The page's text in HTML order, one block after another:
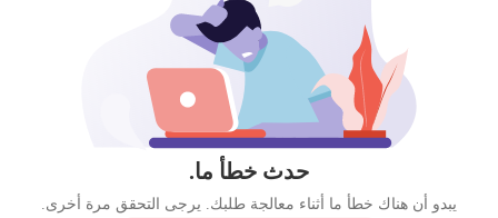
حدث خطأ ما.
يبدو أن هناك خطأ ما أثناء معالجة طلبك. يرجى التحقق مرة أخرى.